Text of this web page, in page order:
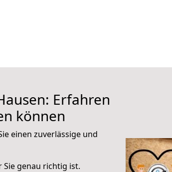
Erfahren
können
einen zuverlässige und
genau richtig ist.